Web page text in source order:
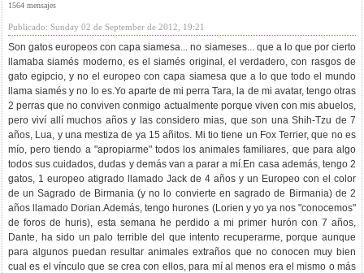
1564 mensajes
Publicado: Sunday 02 de September de 2012, 19:21
Son gatos europeos con capa siamesa... no siameses... que a lo que por cierto
llamaba siamés moderno, es el siamés original, el verdadero, con rasgos de
gato egipcio, y no el europeo con capa siamesa que a lo que todo el mundo
llama siamés y no lo es.Yo aparte de mi perra Tara, la de mi avatar, tengo otras
2 perras que no conviven conmigo actualmente porque viven con mis abuelos,
pero viví allí muchos años y las considero mias, que son una Shih-Tzu de 7
años, Lua, y una mestiza de ya 15 añitos. Mi tio tiene un Fox Terrier, que no es
mío, pero tiendo a "apropiarme" todos los animales familiares, que para algo
todos sus cuidados, dudas y demás van a parar a mí.En casa además, tengo 2
gatos, 1 europeo atigrado llamado Jack de 4 años y un Europeo con el color
de un Sagrado de Birmania (y no lo convierte en sagrado de Birmania) de 2
años llamado Dorian.Además, tengo hurones (Lorien y yo ya nos "conocemos"
de foros de huris), esta semana he perdido a mi primer hurón con 7 años,
Dante, ha sido un palo terrible del que intento recuperarme, porque aunque
para algunos puedan resultar animales extraños que no conocen muy bien
cual es el vínculo que se crea con ellos, para mí al menos era el mismo o más